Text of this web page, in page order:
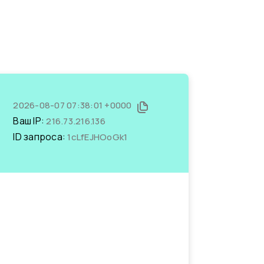
2026-08-07 07:38:01 +0000
Ваш IP:216.73.216.136
ID запроса:1cLfEJHOoGk1